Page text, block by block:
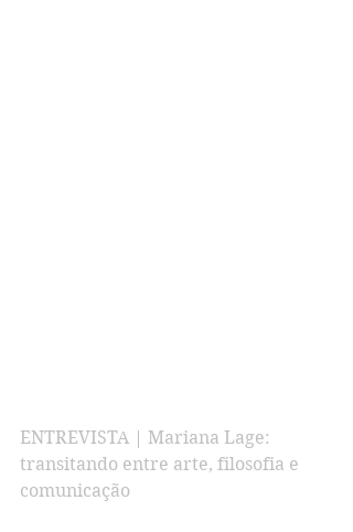
ENTREVISTA | Mariana Lage:
transitando entre arte, filosofia e
comunicação